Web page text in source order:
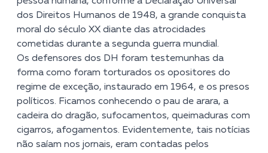
dos Direitos Humanos de 1948, a grande conquista
moral do século XX diante das atrocidades
cometidas durante a segunda guerra mundial.
Os defensores dos DH foram testemunhas da
forma como foram torturados os opositores do
regime de exceção, instaurado em 1964, e os presos
políticos. Ficamos conhecendo o pau de arara, a
cadeira do dragão, sufocamentos, queimaduras com
cigarros, afogamentos. Evidentemente, tais notícias
não saíam nos jornais, eram contadas pelos